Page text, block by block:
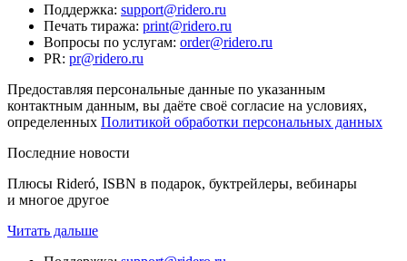
Поддержка: support@ridero.ru
Печать тиража: print@ridero.ru
Вопросы по услугам: order@ridero.ru
PR: pr@ridero.ru
Предоставляя персональные данные по указанным
контактным данным, вы даёте своё согласие на условиях,
определенных Политикой обработки персональных данных
Последние новости
Плюсы Rideró, ISBN в подарок, буктрейлеры, вебинары
и многое другое
Читать дальше